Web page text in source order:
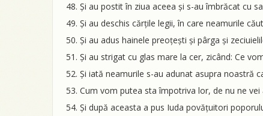
Și au postit în ziua aceea și s-au îmbrăcat cu
Și au deschis cărțile legii, în care neamurile
Și au adus hainele preoțești și pârga și
Și au strigat cu glas mare la cer, zicând: Ce
Și iată neamurile s-au adunat asupra noastră
Cum vom putea sta împotriva lor, de nu ne
Și după aceasta a pus Iuda povățuitori